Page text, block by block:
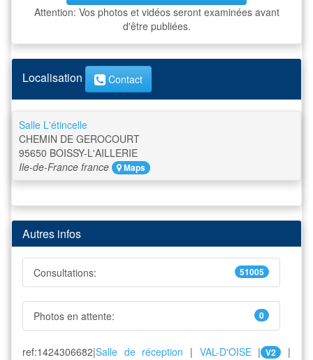
Attention: Vos photos et vidéos seront examinées avant
d'être publiées.
Localisation Contact
Salle L'étincelle
CHEMIN DE GEROCOURT
95650 BOISSY-L'AILLERIE
Ile-de-France france Maps
Autres infos
Consultations: 51005
Photos en attente: 0
ref:1424306682|Salle de réception | VAL-D'OISE| V2
|